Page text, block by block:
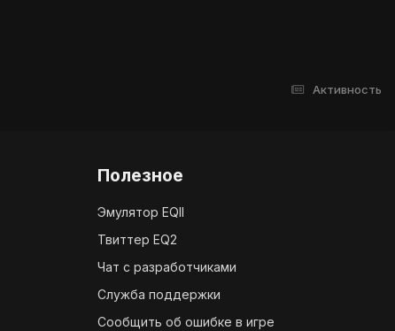
Активность
Полезное
Эмулятор EQII
Твиттер EQ2
Чат с разработчиками
Служба поддержки
Сообщить об ошибке в игре